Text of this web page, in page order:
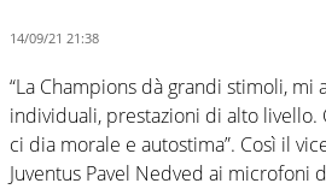
14/09/21 21:38
“La Champions dà grandi stimoli, mi
individuali, prestazioni di alto livello.
ci dia morale e autostima”. Così il
Juventus Pavel Nedved ai microfoni